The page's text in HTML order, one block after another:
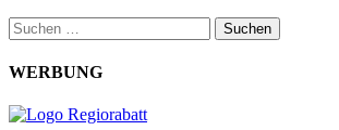
Suchen
nach:
WERBUNG